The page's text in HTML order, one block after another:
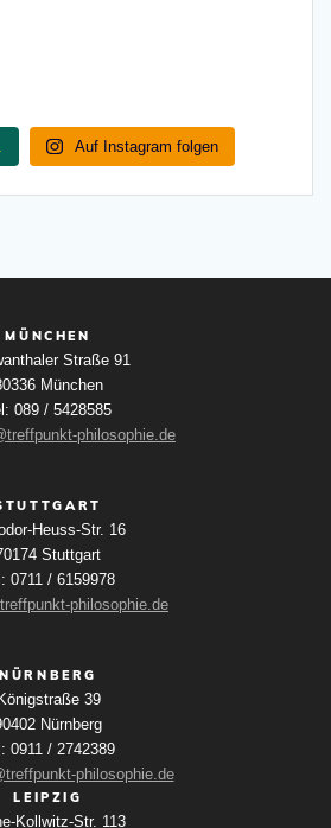
Auf Instagram folgen
MÜNCHEN
Straße 91
München
089 / 5428585
philosophie.de
Heuss-Str. 16
Stuttgart
0711 / 6159978
philosophie.de
NÜRNBERG
Königstraße 39
Nürnberg
0911 / 2742389
philosophie.de
LEIPZIG
Kollwitz-Str. 113